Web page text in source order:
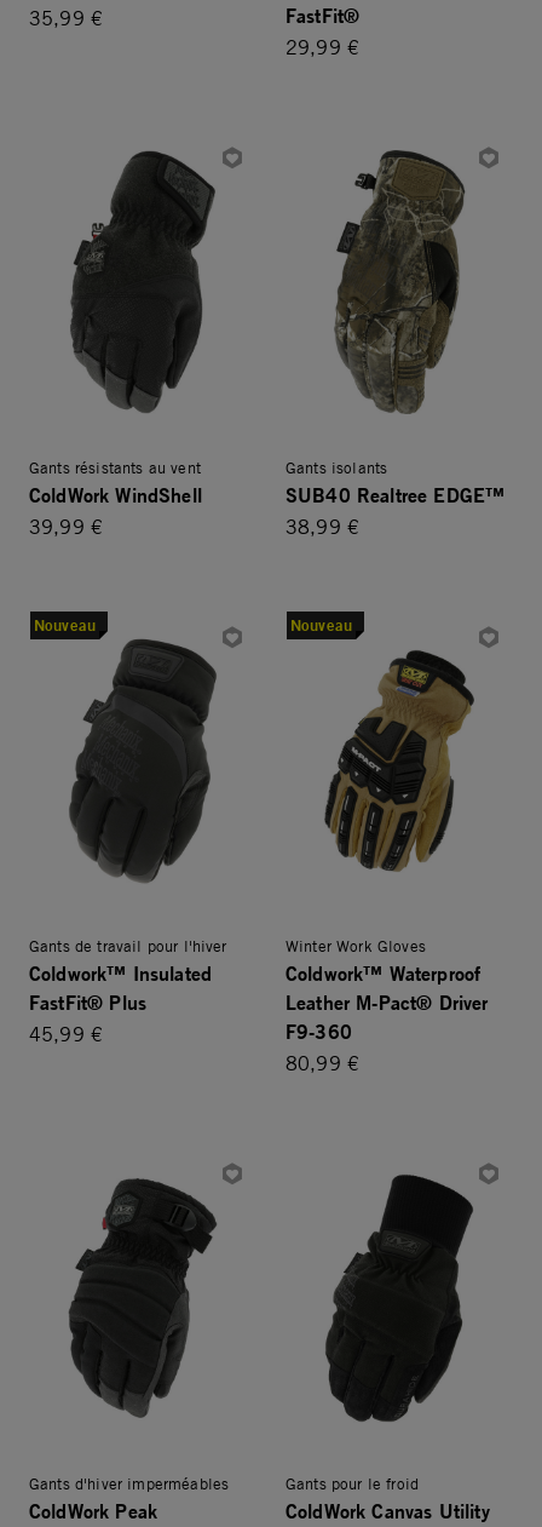
35,99 €
FastFit®
29,99 €
Gants résistants au vent
ColdWork WindShell
39,99 €
Gants isolants
SUB40 Realtree EDGE™
38,99 €
Nouveau
Gants de travail pour l'hiver
Coldwork™ Insulated
FastFit® Plus
45,99 €
Nouveau
Winter Work Gloves
Coldwork™ Waterproof
Leather M-Pact® Driver
F9-360
80,99 €
Gants d'hiver imperméables
ColdWork Peak
Gants pour le froid
ColdWork Canvas Utility